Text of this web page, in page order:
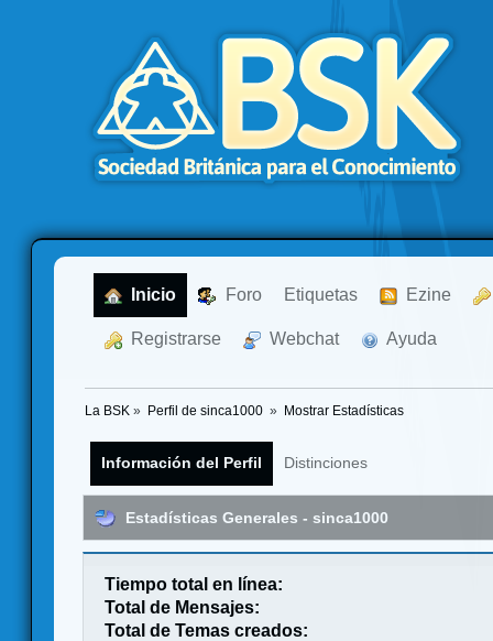
Inicio Foro Etiquetas Ezine
Registrarse Webchat Ayuda
La BSK » Perfil de sinca1000 » Mostrar Estadísticas
Información del Perfil Distinciones
Estadísticas Generales - sinca1000
Tiempo total en línea:
Total de Mensajes:
Total de Temas creados: